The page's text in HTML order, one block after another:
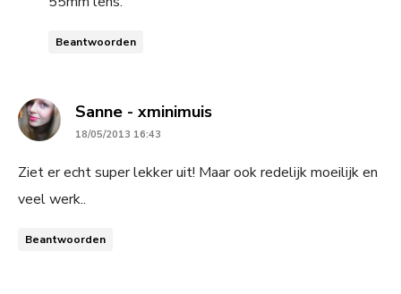
Beantwoorden
Sanne - xminimuissays:
18/05/2013 16:43
Ziet er echt super lekker uit! Maar ook redelijk moeilijk en
veel werk..
Beantwoorden